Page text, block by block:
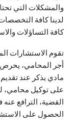
والمشكلات التي
لدينا كافة
كافة التساؤلات
تقوم الاستشارات
أجر المحامي،
مادي يذكر عند
على توكيل محامي،
القضية، الترافع
الحصول على